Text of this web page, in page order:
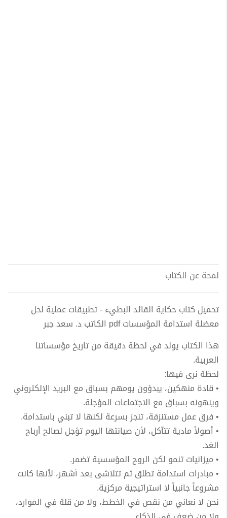
لمحة عن الكتاب
تحميل كتاب حكاية القائد البطيء - تطبيقات عملية لحل
معضلة استدامة المؤسسات pdf الكاتب د. سعد جبر
هذا الكتاب يولد في لحظة دقيقة من تاريخ مؤسساتنا
العربية.
لحظة نرى فيها:
• قادة منهكين، يبدؤون يومهم بسباق مع البريد الإلكتروني
وينهونه بسباق مع الاجتماعات المؤجلة.
• فرق عمل مستنزفة، تنجز بسرعة لكنها لا تبني باستدامة.
• أصولاً مادية تتآكل، لأن صيانتها اليوم تؤجل لصالح أرباح
الغد.
• ميزانيات تنمو لكن الروح المؤسسية تضمر.
• مبادرات استدامة تطلق ثم تتلاشى بعد أشهر، لأنها كانت
مشروعاً جانبياً لا استراتيجية مركزية.
نحن لا نعاني من نقص في الخطط، ولا من قلة في الموارد،